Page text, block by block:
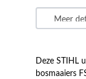
Deze STIHL
bosmaaiers